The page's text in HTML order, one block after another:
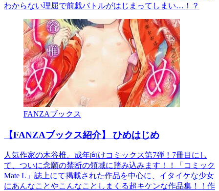
わからない理屈で前戯バトルがはじまってしまい…！？
FANZAブックス
【FANZAブックス紹介】 ひめはじめ
人気作家の木谷椎、成年向けコミックス第7弾！7冊目にし
て、ついに念願の禁断の領域に踏み込みます！！「コミック
Mate L」誌上にて掲載された作品を中心に、イタイケな少女
にあんなことやこんなことしまくる超キケンな作品集！！作